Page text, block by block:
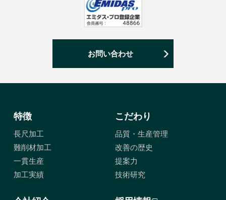
お問い合わせ
特徴
長尺加工
難削材加工
一貫生産
加工実績
こだわり
品質・生産管理
改善の歴史
提案力
技術研究